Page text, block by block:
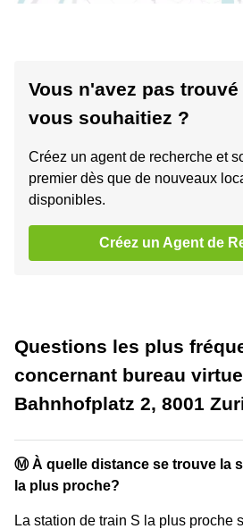
Vous n'avez pas
vous souhaitiez ?
Créez un agent de recherche et
premier dès que de nouveaux
disponibles.
Créez un Agent de
Questions les plus
concernant bureau
Bahnhofplatz 2, 8001
Ⓜ️ À quelle distance se trouve la
la plus proche?
La station de train S la plus proche